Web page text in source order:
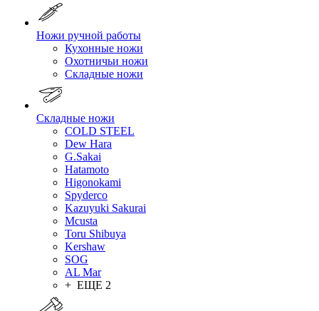
Ножи ручной работы
Кухонные ножи
Охотничьи ножи
Складные ножи
Складные ножи
COLD STEEL
Dew Hara
G.Sakai
Hatamoto
Higonokami
Spyderco
Kazuyuki Sakurai
Mcusta
Toru Shibuya
Kershaw
SOG
AL Mar
+ ЕЩЕ 2